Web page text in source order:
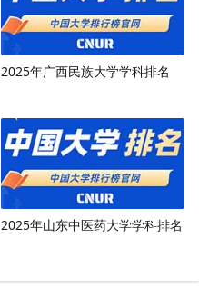
2025年广西民族大学学科排名
2025年山东中医药大学学科排名